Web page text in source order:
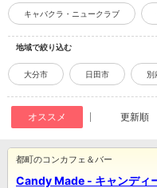
キャバクラ・ニュークラブ
地域で絞り込む
大分市 日田市 別
オススメ 更新順
Candy Made - キャンディ
都町のコンカフェ＆バー